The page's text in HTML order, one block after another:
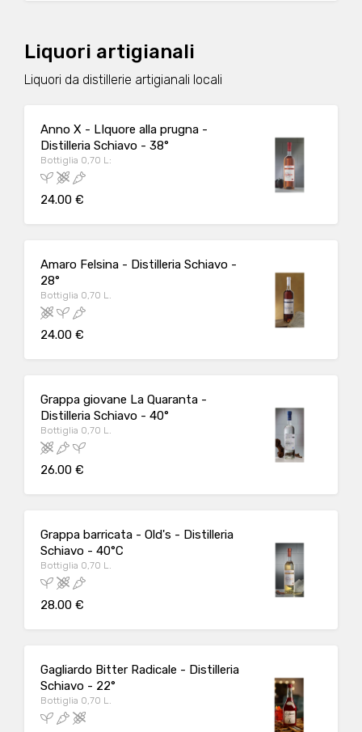
Liquori artigianali
Liquori da distillerie artigianali locali
Anno X - LIquore alla prugna -
Distilleria Schiavo - 38°
Bottiglia 0,70 L:
24.00 €
Amaro Felsina - Distilleria Schiavo -
28°
Bottiglia 0,70 L.
24.00 €
Grappa giovane La Quaranta -
Distilleria Schiavo - 40°
Bottiglia 0,70 L.
26.00 €
Grappa barricata - Old's - Distilleria
Schiavo - 40°C
Bottiglia 0,70 L.
28.00 €
Gagliardo Bitter Radicale - Distilleria
Schiavo - 22°
Bottiglia 0,70 L.